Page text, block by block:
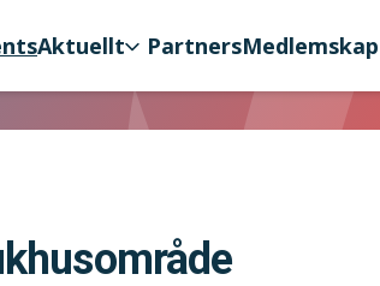
Aktuellt PartnersMedlemskap